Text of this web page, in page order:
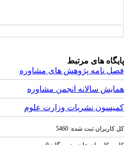
پایگاه های مرتبط
فصل نامه پژوهش های مشاوره
همایش سالانه انجمن مشاوره
کمیسون نشریات وزارت علوم
كل کاربران ثبت شده: 5460